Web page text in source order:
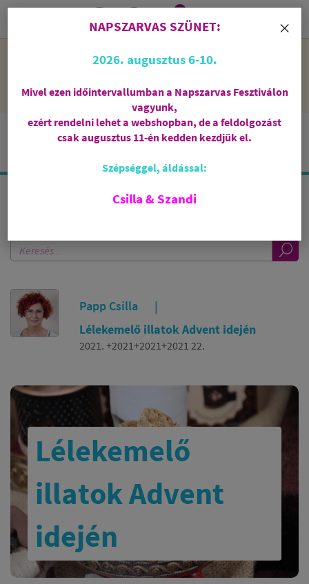
NAPSZARVAS SZÜNET: 2026. augusztus 6-10 - rendelni lehet
feldolgozni őket.
i
0
KERESÉS A TUDÁSTÁRBAN
Papp Csilla
Lélekemelő illatok Advent idején
2021. +2021+2021+2021 22.
Lélekemelő
illatok Advent
idején
×
NAPSZARVAS SZÜNET:
2026. augusztus 6-10.
Mivel ezen időintervallumban a Napszarvas Fesztiválon
vagyunk,
ezért rendelni lehet a webshopban, de a feldolgozást
csak augusztus 11-én kedden kezdjük el.
Szépséggel, áldással:
Csilla & Szandi